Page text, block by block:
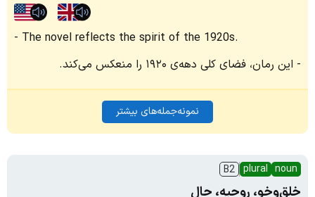
The novel reflects the spirit of the 1920s.
این رمان، فضای کلی دهه‌ی ۱۹۲۰ را منعکس می‌کند.
نمونه‌جمله‌های بیشتر
noun
plural
B2
خلق‌وخو، روحیه، حال